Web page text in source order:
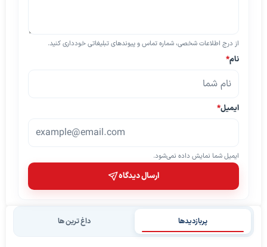
از درج اطلاعات شخصی، شماره تماس و پیوندهای تبلیغاتی خودداری کنید.
نام*
ایمیل*
ایمیل شما نمایش داده نمی‌شود.
ارسال دیدگاه
پربازدیدها داغ ترین ها